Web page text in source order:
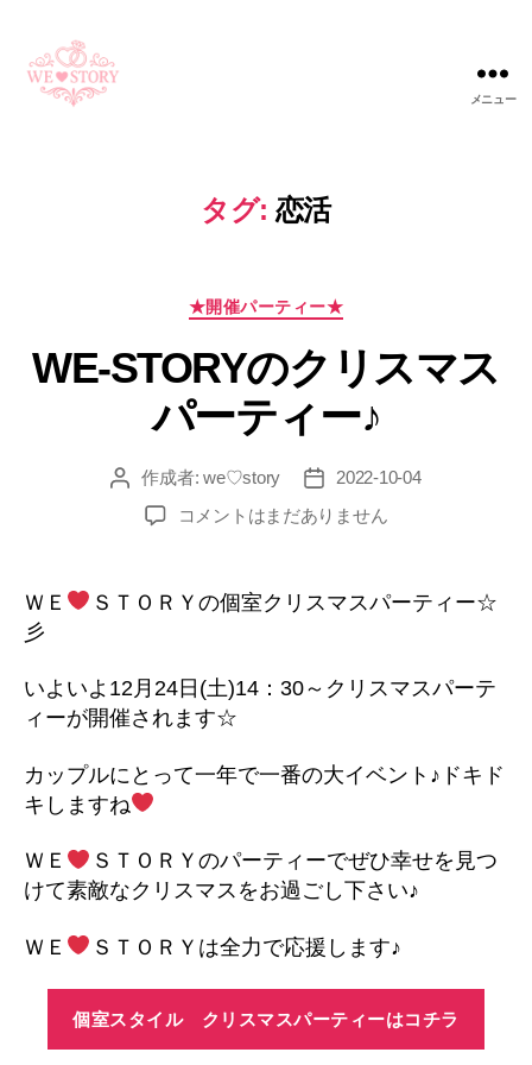
メニュー
タグ: 恋活
カ
ゴ
リ
ー
★開催パーティー★
WE-STORYのクリスマス
パーティー♪
投
作成者:we♡story
投
稿
日
2022-10-04
WE-
ク
ス
パ
テ
♪
へ
コメントはまだありません
ＷＥ
ＳＴＯＲＹの個室クリスマスパーティー☆
彡
いよいよ12月24日(土)14：30～クリスマスパーテ
ィーが開催されます☆
カップルにとって一年で一番の大イベント♪ドキド
キしますね
ＷＥ
ＳＴＯＲＹのパーティーでぜひ幸せを見つ
けて素敵なクリスマスをお過ごし下さい♪
ＷＥ ＳＴＯＲＹは全力で応援します♪
個室スタイル クリスマスパーティーはコチラ